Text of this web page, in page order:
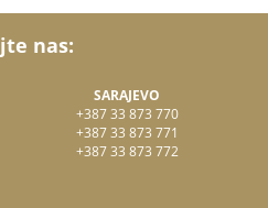
nas:
SARAJEVO
+387 33 873 770
+387 33 873 771
+387 33 873 772